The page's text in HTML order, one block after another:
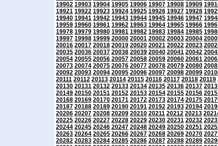
19902 19903 19904 19905 19906 19907 19908 19909
19921 19922 19923 19924 19925 19926 19927 19928
19940 19941 19942 19943 19944 19945 19946 19947
19959 19960 19961 19962 19963 19964 19965 19966
19978 19979 19980 19981 19982 19983 19984 19985
19997 19998 19999 20000 20001 20002 20003 20004
20016 20017 20018 20019 20020 20021 20022 20023
20035 20036 20037 20038 20039 20040 20041 20042
20054 20055 20056 20057 20058 20059 20060 20061
20073 20074 20075 20076 20077 20078 20079 20080
20092 20093 20094 20095 20096 20097 20098 20099
20111 20112 20113 20114 20115 20116 20117 20118 20119
20130 20131 20132 20133 20134 20135 20136 20137
20149 20150 20151 20152 20153 20154 20155 20156
20168 20169 20170 20171 20172 20173 20174 20175
20187 20188 20189 20190 20191 20192 20193 20194
20206 20207 20208 20209 20210 20211 20212 20213
20225 20226 20227 20228 20229 20230 20231 20232
20244 20245 20246 20247 20248 20249 20250 20251
20263 20264 20265 20266 20267 20268 20269 20270
20282 20283 20284 20285 20286 20287 20288 20289